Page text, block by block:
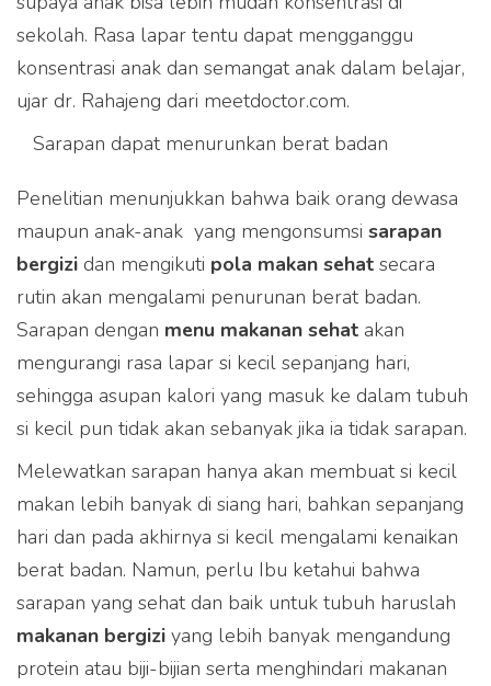
sekolah. Rasa lapar tentu dapat mengganggu
konsentrasi anak dan semangat anak dalam belajar,
ujar dr. Rahajeng dari meetdoctor.com.
Sarapan dapat menurunkan berat badan
Penelitian menunjukkan bahwa baik orang dewasa
maupun anak-anak yang mengonsumsi sarapan
bergizi dan mengikuti pola makan sehat secara
rutin akan mengalami penurunan berat badan.
Sarapan dengan menu makanan sehat akan
mengurangi rasa lapar si kecil sepanjang hari,
sehingga asupan kalori yang masuk ke dalam tubuh
si kecil pun tidak akan sebanyak jika ia tidak sarapan.
Melewatkan sarapan hanya akan membuat si kecil
makan lebih banyak di siang hari, bahkan sepanjang
hari dan pada akhirnya si kecil mengalami kenaikan
berat badan. Namun, perlu Ibu ketahui bahwa
sarapan yang sehat dan baik untuk tubuh haruslah
makanan bergizi yang lebih banyak mengandung
protein atau biji-bijian serta menghindari makanan